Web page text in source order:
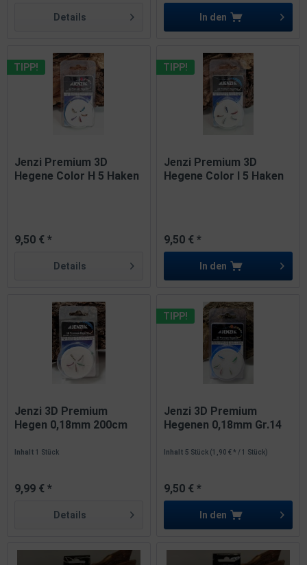
Details In den
TIPP!
Jenzi Premium 3D
Hegene Color H 5 Haken
9,50 € *
Details
TIPP!
Jenzi Premium 3D
Hegene Color I 5 Haken
9,50 € *
In den
Jenzi 3D Premium
Hegen 0,18mm 200cm
Inhalt1 Stück
9,99 € *
Details
TIPP!
Jenzi 3D Premium
Hegenen 0,18mm Gr.14
Inhalt 5 Stück (1,90 € * / 1 Stück)
9,50 € *
In den